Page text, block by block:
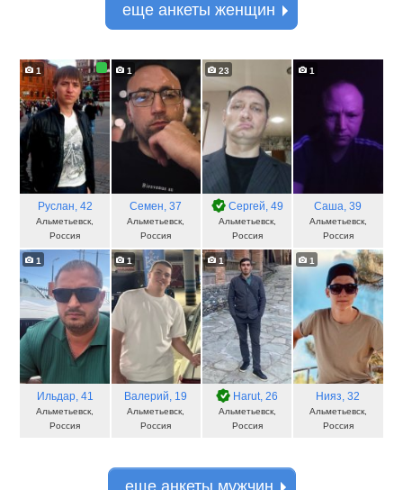
еще анкеты женщин
1
Руслан, 42
Альметьевск,
Россия
1
Семен, 37
Альметьевск,
Россия
23
Сергей, 49
Альметьевск,
Россия
1
Саша, 39
Альметьевск,
Россия
1
Ильдар, 41
Альметьевск,
Россия
1
Валерий, 19
Альметьевск,
Россия
1
Harut, 26
Альметьевск,
Россия
1
Нияз, 32
Альметьевск,
Россия